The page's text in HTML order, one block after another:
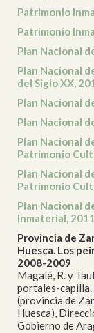
Patrimonio
Patrimonio
Plan Nacional
Plan Nacional
del Siglo XX,
Plan Nacional
Plan Nacional
Plan Nacional
Patrimonio
Plan Nacional
Patrimonio
Plan Nacional
Inmaterial, 2011
Provincia de
Huesca. Los
2008-2009
Magalé, R. y
portales-capilla.
(provincia de
Huesca),
Gobierno de